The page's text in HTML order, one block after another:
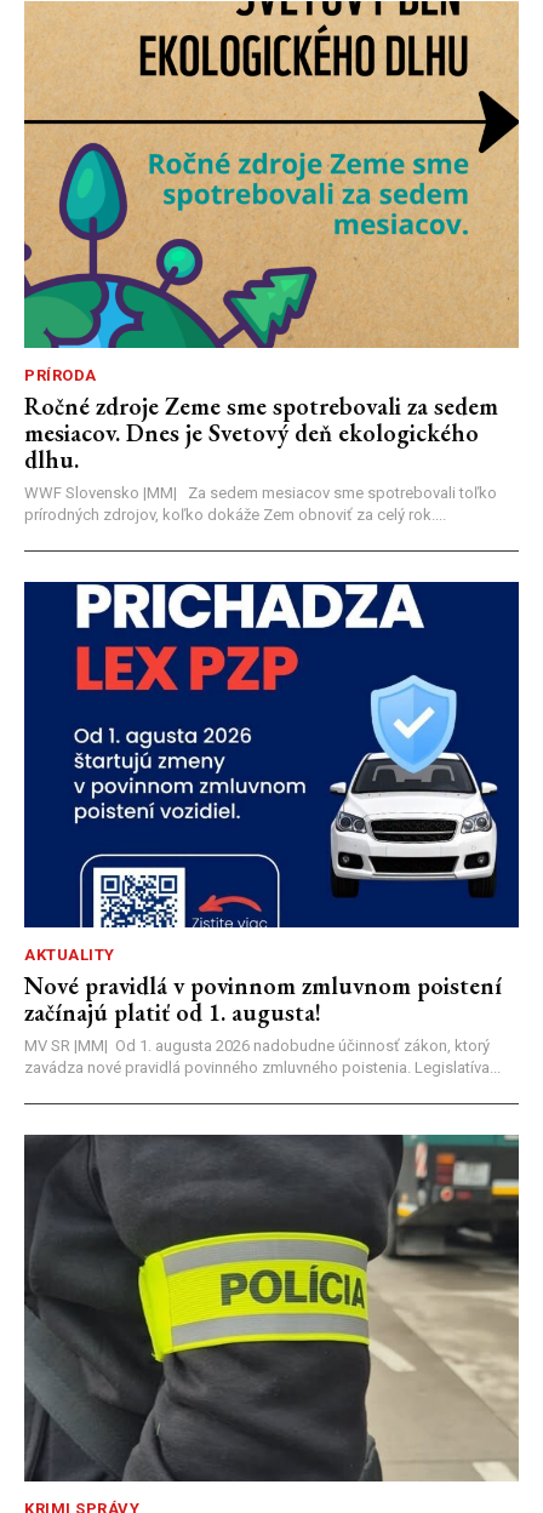
PRÍRODA
Ročné zdroje Zeme sme spotrebovali za sedem
mesiacov. Dnes je Svetový deň ekologického
dlhu.
WWF Slovensko |MM| Za sedem mesiacov sme spotrebovali toľko
prírodných zdrojov, koľko dokáže Zem obnoviť za celý rok....
AKTUALITY
Nové pravidlá v povinnom zmluvnom poistení
začínajú platiť od 1. augusta!
MV SR |MM| Od 1. augusta 2026 nadobudne účinnosť zákon, ktorý
zavádza nové pravidlá povinného zmluvného poistenia. Legislatíva...
KRIMI SPRÁVY